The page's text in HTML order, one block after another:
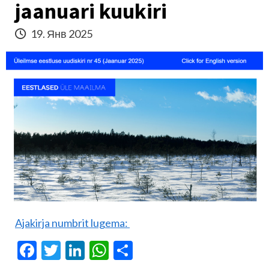
jaanuari kuukiri
19. Янв 2025
Ajakirja numbrit lugema:
Facebook
Twitter
LinkedIn
WhatsApp